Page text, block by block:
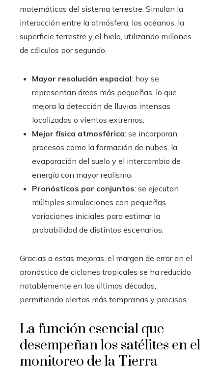
matemáticas del sistema terrestre. Simulan la
interacción entre la atmósfera, los océanos, la
superficie terrestre y el hielo, utilizando millones
de cálculos por segundo.
Mayor resolución espacial: hoy se
representan áreas más pequeñas, lo que
mejora la detección de lluvias intensas
localizadas o vientos extremos.
Mejor física atmosférica: se incorporan
procesos como la formación de nubes, la
evaporación del suelo y el intercambio de
energía con mayor realismo.
Pronósticos por conjuntos: se ejecutan
múltiples simulaciones con pequeñas
variaciones iniciales para estimar la
probabilidad de distintos escenarios.
Gracias a estas mejoras, el margen de error en el
pronóstico de ciclones tropicales se ha reducido
notablemente en las últimas décadas,
permitiendo alertas más tempranas y precisas.
La función esencial que
desempeñan los satélites en el
monitoreo de la Tierra